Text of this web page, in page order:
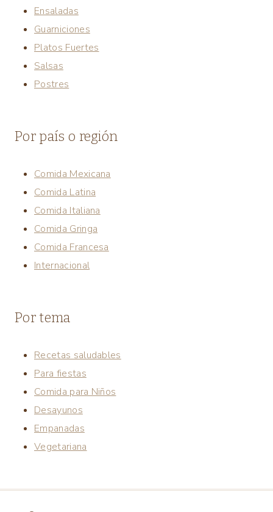
Ensaladas
Guarniciones
Platos Fuertes
Salsas
Postres
Por país o región
Comida Mexicana
Comida Latina
Comida Italiana
Comida Gringa
Comida Francesa
Internacional
Por tema
Recetas saludables
Para fiestas
Comida para Niños
Desayunos
Empanadas
Vegetariana